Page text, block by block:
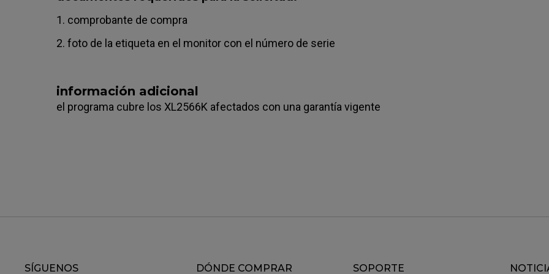
1. comprobante de compra
2. foto de la etiqueta en el monitor con el número de serie
información adicional
el programa cubre los XL2566K afectados con una garantía vigente
SÍGUENOS DÓNDE COMPRAR SOPORTE